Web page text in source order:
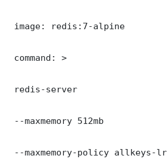
image: redis:7-alpine
command: >
redis-server
--maxmemory 512mb
--maxmemory-policy allkeys-